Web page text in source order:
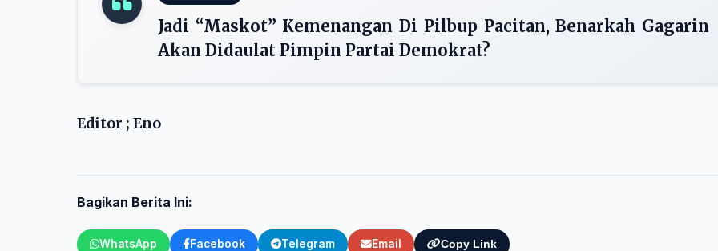
Jadi “Maskot” Kemenangan Di Pilbup Pacitan, Benarkah Gagarin
Akan Didaulat Pimpin Partai Demokrat?
Editor ; Eno
Bagikan Berita Ini:
WhatsApp Facebook Telegram Email Copy Link